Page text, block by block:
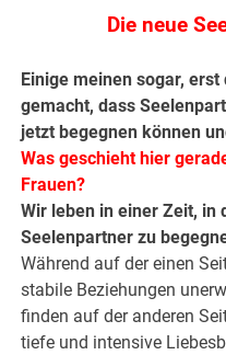
Die neue
Einige meinen sogar,
gemacht, dass
jetzt begegnen können
Was geschieht hier
Frauen?
Wir leben in einer Zeit, in
Seelenpartner zu
Während auf der einen
stabile Beziehungen
finden auf der anderen
tiefe und intensive